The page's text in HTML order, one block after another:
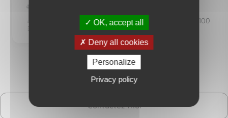
22 Avenue Foch - 94100
SAINT MAUR
Contactez-moi
OK, accept all
Deny all cookies
Personalize
Privacy policy